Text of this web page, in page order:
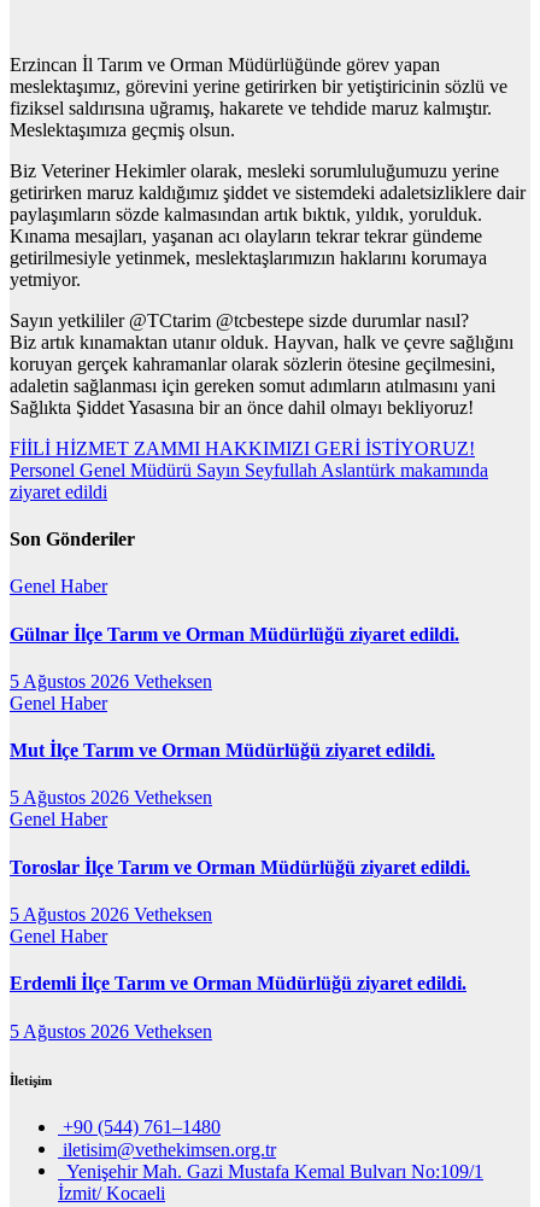
Erzincan İl Tarım ve Orman Müdürlüğünde görev yapan
meslektaşımız, görevini yerine getirirken bir yetiştiricinin sözlü ve
fiziksel saldırısına uğramış, hakarete ve tehdide maruz kalmıştır.
Meslektaşımıza geçmiş olsun.
Biz Veteriner Hekimler olarak, mesleki sorumluluğumuzu yerine
getirirken maruz kaldığımız şiddet ve sistemdeki adaletsizliklere dair
paylaşımların sözde kalmasından artık bıktık, yıldık, yorulduk.
Kınama mesajları, yaşanan acı olayların tekrar tekrar gündeme
getirilmesiyle yetinmek, meslektaşlarımızın haklarını korumaya
yetmiyor.
Sayın yetkililer @TCtarim @tcbestepe sizde durumlar nasıl?
Biz artık kınamaktan utanır olduk. Hayvan, halk ve çevre sağlığını
koruyan gerçek kahramanlar olarak sözlerin ötesine geçilmesini,
adaletin sağlanması için gereken somut adımların atılmasını yani
Sağlıkta Şiddet Yasasına bir an önce dahil olmayı bekliyoruz!
Yazı
gezinmesi
FİİLİ HİZMET ZAMMI HAKKIMIZI GERİ İSTİYORUZ!
Personel Genel Müdürü Sayın Seyfullah Aslantürk makamında
ziyaret edildi
Son Gönderiler
Genel Haber
Gülnar İlçe Tarım ve Orman Müdürlüğü ziyaret edildi.
5 Ağustos 2026 Vetheksen
Genel Haber
Mut İlçe Tarım ve Orman Müdürlüğü ziyaret edildi.
5 Ağustos 2026 Vetheksen
Genel Haber
Toroslar İlçe Tarım ve Orman Müdürlüğü ziyaret edildi.
5 Ağustos 2026 Vetheksen
Genel Haber
Erdemli İlçe Tarım ve Orman Müdürlüğü ziyaret edildi.
5 Ağustos 2026 Vetheksen
İletişim
+90 (544) 761–1480
iletisim@vethekimsen.org.tr
Yenişehir Mah. Gazi Mustafa Kemal Bulvarı No:109/1
İzmit/ Kocaeli